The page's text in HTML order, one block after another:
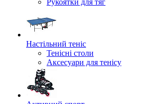
Рукоятки для тяг
Настільний теніс
Тенісні столи
Аксесуари для тенісу